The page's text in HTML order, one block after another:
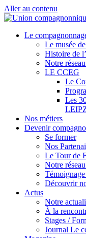
Aller au contenu
Le
Le musée
Histoire de
Notre
LE CCEG
Le
Les
Nos métiers
Devenir
Se former
Nos
Le Tour de
Notre
Découvrir
Actus
Notre
À la
Stages /
Journal Le